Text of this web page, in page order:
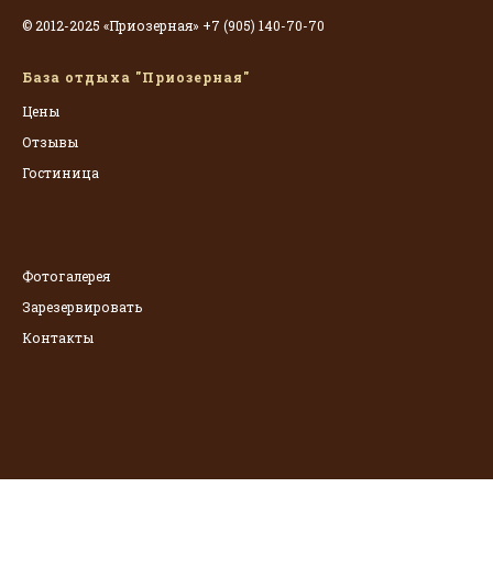
© 2012-2025 «Приозерная» +7 (905) 140-70-70
База отдыха "Приозерная"
Цены
Отзывы
Гостиница
Фотогалерея
Зарезервировать
Контакты